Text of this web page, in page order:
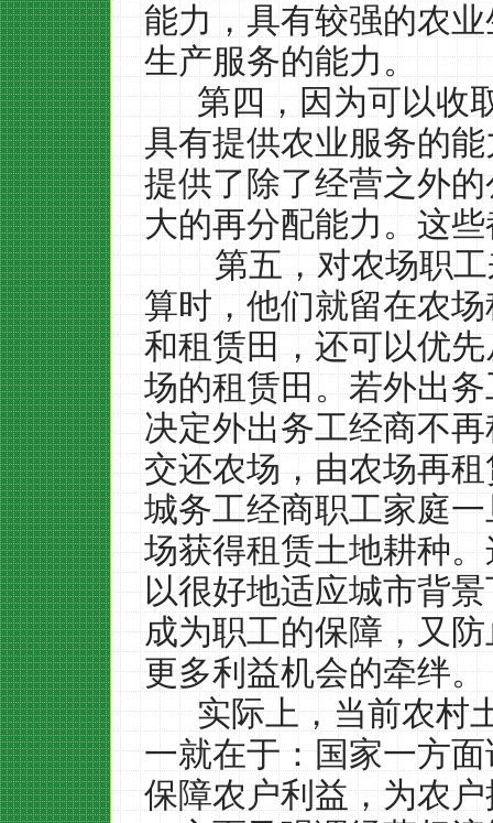
能力，具有较强的农
生产服务的能力。
第四，因为可以收
具有提供农业服务的
提供了除了经营之外
大的再分配能力。这
第五，对农场职
算时，他们就留在农
和租赁田，还可以优
场的租赁田。若外出
决定外出务工经商不
交还农场，由农场再
城务工经商职工家庭
场获得租赁土地耕种
以很好地适应城市背
成为职工的保障，又
更多利益机会的牵绊。
实际上，当前农村
一就在于：国家一方
保障农户利益，为农